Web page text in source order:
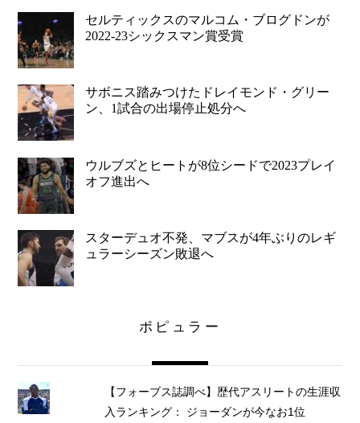
セルティックスのマルコム・ブログドンが
2022-23シックスマン賞受賞
サボニス踏みつけたドレイモンド・グリー
ン、1試合の出場停止処分へ
ウルブズとヒートが8位シードで2023プレイ
オフ進出へ
スターデュオ不発、マブスが4年ぶりのレギ
ュラーシーズン敗退へ
ポピュラー
【フォーブス誌調べ】歴代アスリートの生涯収
入ランキング： ジョーダンが今なお1位